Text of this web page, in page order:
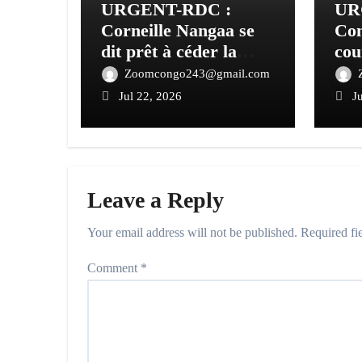
URGENT-RDC :
Corneille Nangaa se
dit prêt à céder la
direction de
l’AFC/M23 à Joseph
Zoomcongo243@gmail.com
Jul 22, 2026
Leave a Reply
Your email address will not be published. Required
Comment *